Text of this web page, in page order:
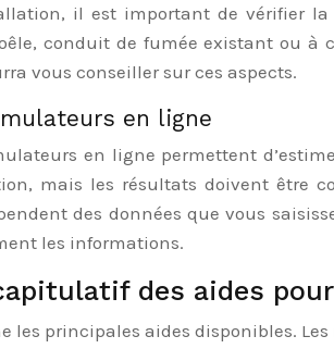
il est important de vérifier
conduit de fumée existant ou à
vous conseiller sur ces aspects.
en ligne
en ligne permettent
mais les résultats doivent être
des données que vous
les informations.
des aides
les principales aides disponibles.